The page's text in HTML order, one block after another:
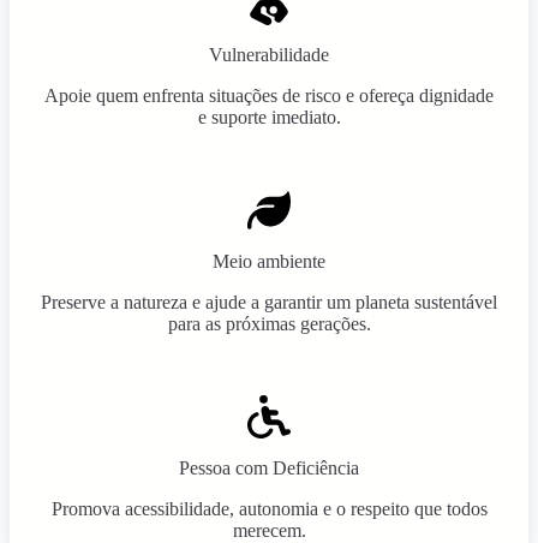
Vulnerabilidade
Apoie quem enfrenta situações de risco e ofereça dignidade
e suporte imediato.
Meio ambiente
Preserve a natureza e ajude a garantir um planeta sustentável
para as próximas gerações.
Pessoa com Deficiência
Promova acessibilidade, autonomia e o respeito que todos
merecem.